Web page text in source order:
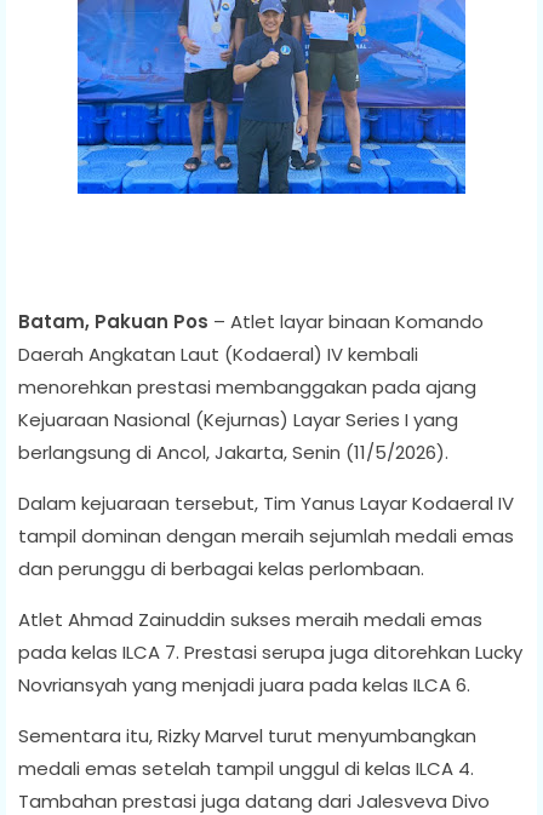
Batam, Pakuan Pos – Atlet layar binaan Komando
Daerah Angkatan Laut (Kodaeral) IV kembali
menorehkan prestasi membanggakan pada ajang
Kejuaraan Nasional (Kejurnas) Layar Series I yang
berlangsung di Ancol, Jakarta, Senin (11/5/2026).
Dalam kejuaraan tersebut, Tim Yanus Layar Kodaeral IV
tampil dominan dengan meraih sejumlah medali emas
dan perunggu di berbagai kelas perlombaan.
Atlet Ahmad Zainuddin sukses meraih medali emas
pada kelas ILCA 7. Prestasi serupa juga ditorehkan Lucky
Novriansyah yang menjadi juara pada kelas ILCA 6.
Sementara itu, Rizky Marvel turut menyumbangkan
medali emas setelah tampil unggul di kelas ILCA 4.
Tambahan prestasi juga datang dari Jalesveva Divo